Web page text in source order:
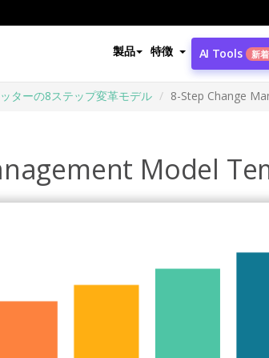
製品 特徴 AI Tools 新
ターの8ステップ変革モデル 8-Step Change
Model